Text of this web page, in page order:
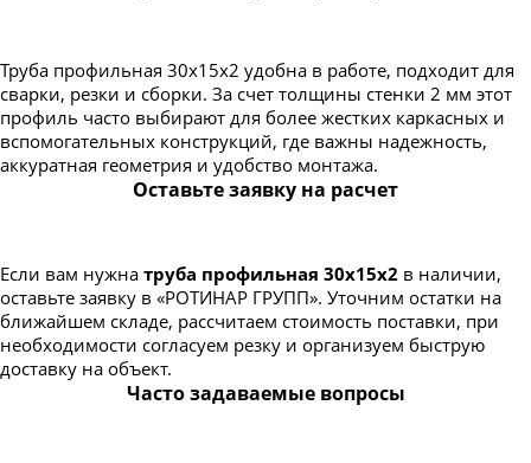
Труба профильная 30х15х2 удобна в работе, подходит для
сварки, резки и сборки. За счет толщины стенки 2 мм этот
профиль часто выбирают для более жестких каркасных и
вспомогательных конструкций, где важны надежность,
аккуратная геометрия и удобство монтажа.
Оставьте заявку на расчет
Если вам нужна труба профильная 30х15х2 в наличии,
оставьте заявку в «РОТИНАР ГРУПП». Уточним остатки на
ближайшем складе, рассчитаем стоимость поставки, при
необходимости согласуем резку и организуем быструю
доставку на объект.
Часто задаваемые вопросы